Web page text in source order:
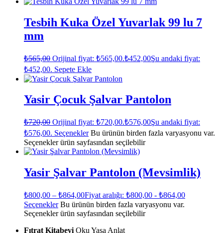
Tesbih Kuka Özel Yuvarlak 99 lu 7
mm
₺565,00 Orijinal fiyat: ₺565,00.₺452,00Şu andaki fiyat:
₺452,00. Sepete Ekle
Yasir Çocuk Şalvar Pantolon
₺720,00 Orijinal fiyat: ₺720,00.₺576,00Şu andaki fiyat:
₺576,00. Seçenekler Bu ürünün birden fazla varyasyonu var.
Seçenekler ürün sayfasından seçilebilir
Yasir Şalvar Pantolon (Mevsimlik)
₺800,00 – ₺864,00Fiyat aralığı: ₺800,00 - ₺864,00
Seçenekler Bu ürünün birden fazla varyasyonu var.
Seçenekler ürün sayfasından seçilebilir
Fıtrat Kitabevi Oku Yaşa Anlat